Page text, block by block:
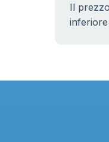
Il
inferiore